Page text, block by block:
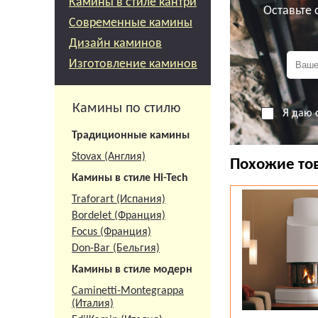
Современные камины
Дизайн каминов
Изготовление каминов
Камины по стилю
Традиционные камины
Stovax (Англия)
Камины в стиле Hi-Tech
Traforart (Испания)
Bordelet (Франция)
Focus (Франция)
Don-Bar (Бельгия)
Камины в стиле модерн
Caminetti-Montegrappa
(Италия)
Все элементы
черный Nero
Гарантия на
Вся
Я даю
Похожие